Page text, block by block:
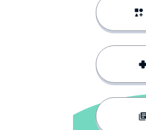
un adesivo
un potere magico
intrattenere
l'amico; l'amica